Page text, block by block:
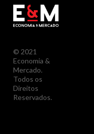
© 2021
Economia &
Mercado.
Todos os
Direitos
Reservados.